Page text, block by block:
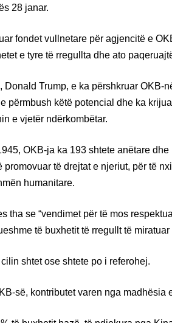
28 janar.
fondet vullnetare për agjencitë e
e tyre të rregullta dhe ato
Trump, e ka përshkruar OKB-
përmbush këtë potencial dhe ka
e vjetër ndërkombëtar.
OKB-ja ka 193 shtete anëtare
promovuar të drejtat e njeriut, për të
humanitare.
tha se “vendimet për të mos
të buxhetit të rregullt të miratuar
shtet ose shtete po i referohej.
së, kontributet varen nga madhësia